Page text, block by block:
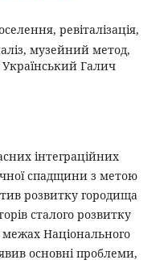
ревіталізація,
музейний метод,
Український Галич
інтеграційних
спадщини з метою
розвитку городища
сталого розвитку
межах Національного
основні проблеми,